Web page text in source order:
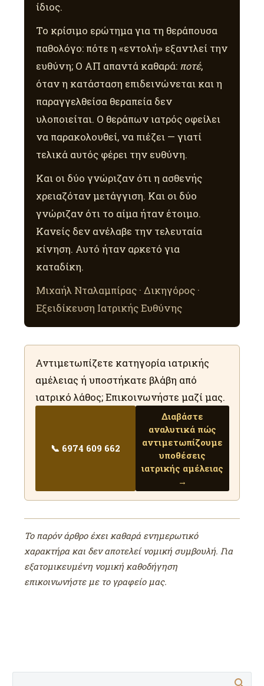
ίδιος.
Το κρίσιμο ερώτημα για τη θεράπουσα
παθολόγο: πότε η «εντολή» εξαντλεί την
ευθύνη; Ο ΑΠ απαντά καθαρά: ποτέ,
όταν η κατάσταση επιδεινώνεται και η
παραγγελθείσα θεραπεία δεν
υλοποιείται. Ο θεράπων ιατρός οφείλει
να παρακολουθεί, να πιέζει — γιατί
τελικά αυτός φέρει την ευθύνη.
Και οι δύο γνώριζαν ότι η ασθενής
χρειαζόταν μετάγγιση. Και οι δύο
γνώριζαν ότι το αίμα ήταν έτοιμο.
Κανείς δεν ανέλαβε την τελευταία
κίνηση. Αυτό ήταν αρκετό για
καταδίκη.
Μιχαήλ Νταλαμπίρας · Δικηγόρος ·
Εξειδίκευση Ιατρικής Ευθύνης
Αντιμετωπίζετε κατηγορία ιατρικής
αμέλειας ή υποστήκατε βλάβη από
ιατρικό λάθος; Επικοινωνήστε μαζί μας.
📞 6974 609 662
Διαβάστε
αναλυτικά πώς
αντιμετωπίζουμε
υποθέσεις
ιατρικής αμέλειας
→
Το παρόν άρθρο έχει καθαρά ενημερωτικό
χαρακτήρα και δεν αποτελεί νομική συμβουλή. Για
εξατομικευμένη νομική καθοδήγηση
επικοινωνήστε με το γραφείο μας.